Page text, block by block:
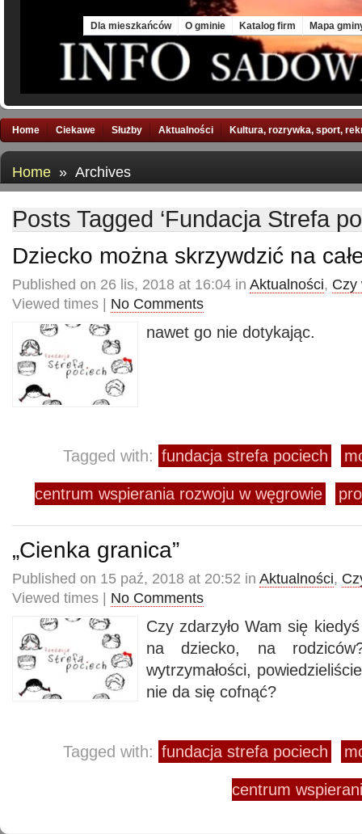
Dla mieszkańców O gminie Katalog firm Mapa
Home Ciekawe Służby Aktualności Kultura, rozrywka, sport,
Home » Archives
Posts Tagged ‘Fundacja Strefa
Dziecko można skrzywdzić na
Published on 26 lis, 2018 at 16:04 in Aktualności, Czy
Viewed times | No Comments
nawet go nie dotykając.
Tagged with: fundacja strefa pociech
centrum wspierania rozwoju w węgrowie
„Cienka granica”
Published on 15 paź, 2018 at 20:52 in Aktualności,
Viewed times | No Comments
Czy zdarzyło Wam się
na dziecko, na
wytrzymałości,
nie da się cofnąć?
Tagged with: fundacja strefa pociech
centrum